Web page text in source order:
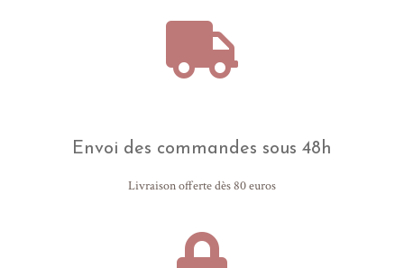
Envoi des commandes sous 48h
Livraison offerte dès 80 euros